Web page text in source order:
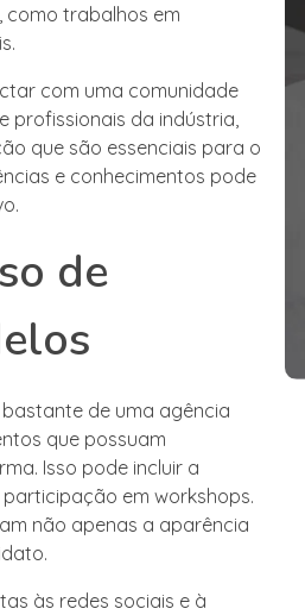
trabalhos em
com uma comunidade
profissionais da indústria,
que são essenciais para o
e conhecimentos pode
de
de uma agência
que possuam
Isso pode incluir a
em workshops.
não apenas a aparência
às redes sociais e à